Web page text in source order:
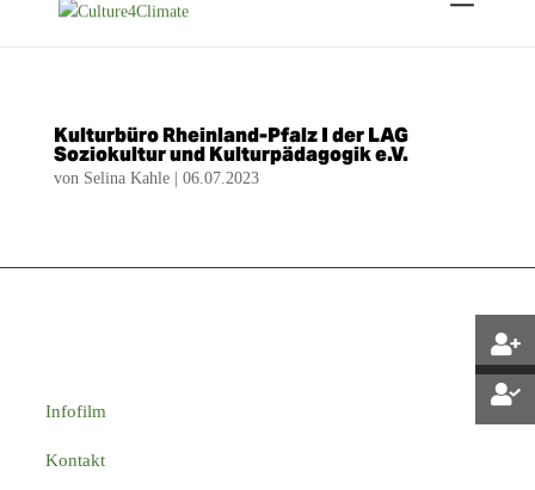
Kulturbüro Rheinland-Pfalz I der LAG
Soziokultur und Kulturpädagogik e.V.
von Selina Kahle| 06.07.2023
Infofilm
Kontakt